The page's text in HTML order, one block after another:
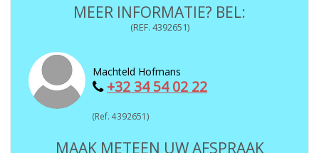
MEER INFORMATIE? BEL:
(REF. 4392651)
Machteld Hofmans
+32 34 54 02 22
(Ref. 4392651)
MAAK METEEN UW AFSPRAAK